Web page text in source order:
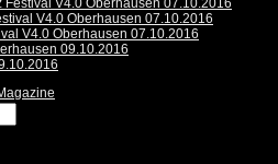
Festival V4.0 Oberhausen 07.10.2016
V4.0 Oberhausen 07.10.2016
V4.0 Oberhausen 07.10.2016
09.10.2016